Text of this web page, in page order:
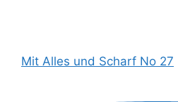
Mit Alles und Scharf No 27